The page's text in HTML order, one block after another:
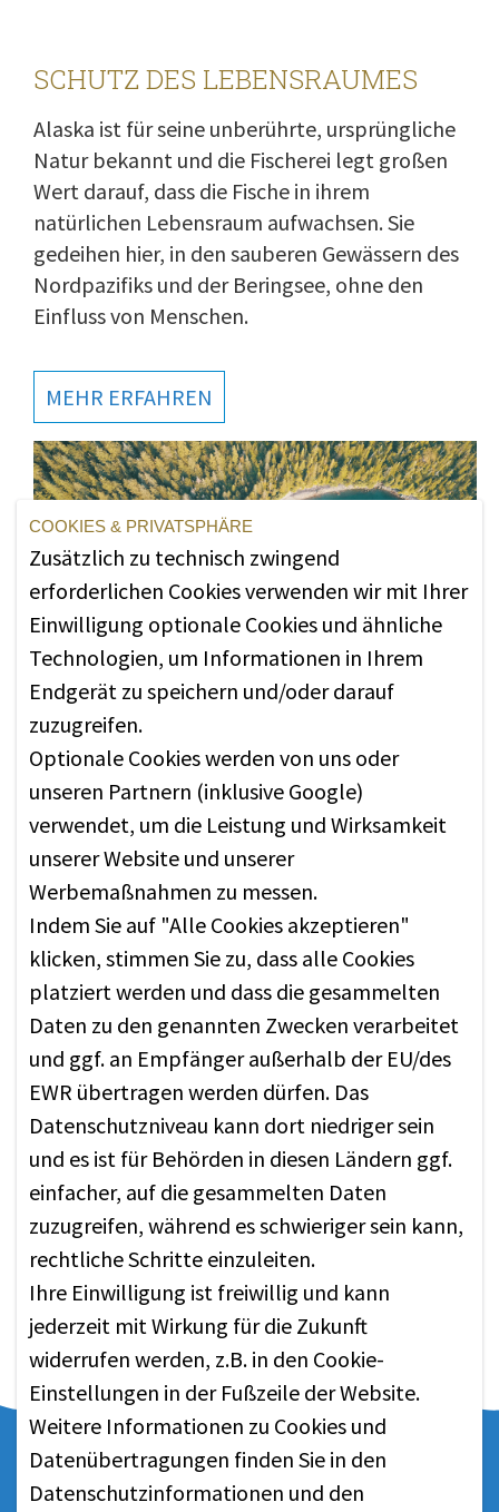
SCHUTZ DES LEBENSRAUMES
Alaska ist für seine unberührte, ursprüngliche
Natur bekannt und die Fischerei legt großen
Wert darauf, dass die Fische in ihrem
natürlichen Lebensraum aufwachsen. Sie
gedeihen hier, in den sauberen Gewässern des
Nordpazifiks und der Beringsee, ohne den
Einfluss von Menschen.
MEHR ERFAHREN
ZERTIFIZIERUNG
Die wichtige Rolle, die Nachhaltigkeit für die
Fischerei in Alaska spielt, spiegelt sich im
Alaska Responsible Fisheries Management
(RFM) Programm wider.
MEHR ERFAHREN
COOKIES & PRIVATSPHÄRE
Zusätzlich zu technisch zwingend
erforderlichen Cookies verwenden wir mit Ihrer
Einwilligung optionale Cookies und ähnliche
Technologien, um Informationen in Ihrem
Endgerät zu speichern und/oder darauf
zuzugreifen.
Optionale Cookies werden von uns oder
unseren Partnern (inklusive Google)
verwendet, um die Leistung und Wirksamkeit
unserer Website und unserer
Werbemaßnahmen zu messen.
Indem Sie auf "Alle Cookies akzeptieren"
klicken, stimmen Sie zu, dass alle Cookies
platziert werden und dass die gesammelten
Daten zu den genannten Zwecken verarbeitet
und ggf. an Empfänger außerhalb der EU/des
EWR übertragen werden dürfen. Das
Datenschutzniveau kann dort niedriger sein
und es ist für Behörden in diesen Ländern ggf.
einfacher, auf die gesammelten Daten
zuzugreifen, während es schwieriger sein kann,
rechtliche Schritte einzuleiten.
Ihre Einwilligung ist freiwillig und kann
jederzeit mit Wirkung für die Zukunft
widerrufen werden, z.B. in den Cookie-
Einstellungen in der Fußzeile der Website.
Weitere Informationen zu Cookies und
Datenübertragungen finden Sie in den
Datenschutzinformationen und den